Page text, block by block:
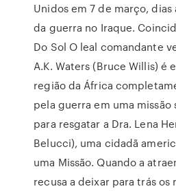
Unidos em 7 de março,
da guerra no Iraque.
Do Sol O leal comandante
A.K. Waters (Bruce Willis) é
região da África
pela guerra em uma missão
para resgatar a Dra. Lena
Belucci), uma cidadã
uma Missão. Quando a
recusa a deixar para trás os